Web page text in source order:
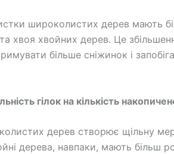
широколистих дерев мають
хвоя хвойних дерев. Це
більше сніжинок і
гілок на кількість
дерев створює щільну
дерева, навпаки, мають більш